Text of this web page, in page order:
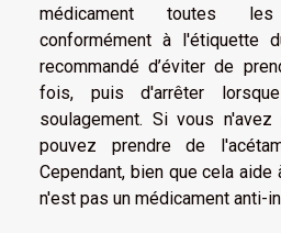
médicament toutes
conformément à l'étiquette
recommandé d’éviter de
fois, puis d'arrêter
soulagement. Si vous
pouvez prendre de
Cependant, bien que cela aide
n'est pas un médicament anti-